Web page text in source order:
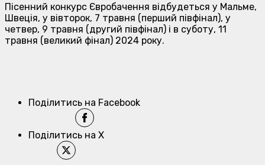
Пісенний конкурс Євробачення відбудеться у Мальме,
Швеція, у вівторок, 7 травня (перший півфінал), у
четвер, 9 травня (другий півфінал) і в суботу, 11
травня (великий фінал) 2024 року.
Поділитись на Facebook
Поділитись на X